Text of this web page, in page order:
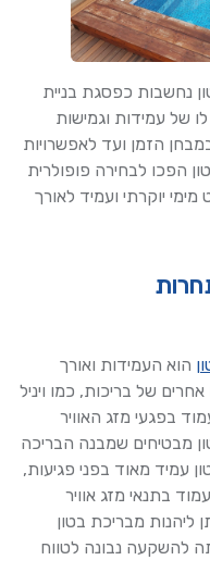
נחשבות כפסגת בניית
של עמידות וגמישות
הזמן ועד לאפשרויות
הפכו לבחירה פופולרית
יוקרתי ועמיד לאורך
הוא העמידות ואורך
אחרים של בריכות, כמו ויניל
בפגעי מזג האוויר
מבטיחים שמבנה הבריכה
עמיד מאוד בפני פגיעות,
בתנאי מזג אוויר
ליהנות מבריכת בטון
להשקעה נבונה לטווח